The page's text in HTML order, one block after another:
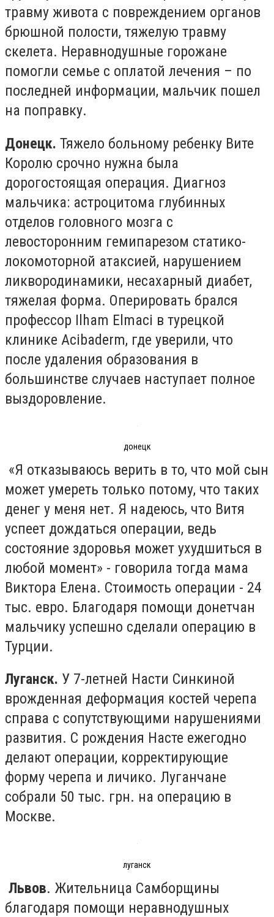
травму живота с повреждением органов
брюшной полости, тяжелую травму
скелета. Неравнодушные горожане
помогли семье с оплатой лечения – по
последней информации, мальчик пошел
на поправку.
Донецк. Тяжело больному ребенку Вите
Королю срочно нужна была
дорогостоящая операция. Диагноз
мальчика: астроцитома глубинных
отделов головного мозга с
левосторонним гемипарезом статико-
локомоторной атаксией, нарушением
ликвородинамики, несахарный диабет,
тяжелая форма. Оперировать брался
профессор Ilham Elmaci в турецкой
клинике Acibaderm, где уверили, что
после удаления образования в
большинстве случаев наступает полное
выздоровление.
донецк
«Я отказываюсь верить в то, что мой сын
может умереть только потому, что таких
денег у меня нет. Я надеюсь, что Витя
успеет дождаться операции, ведь
состояние здоровья может ухудшиться в
любой момент» - говорила тогда мама
Виктора Елена. Стоимость операции - 24
тыс. евро. Благодаря помощи донетчан
мальчику успешно сделали операцию в
Турции.
Луганск. У 7-летней Насти Синкиной
врожденная деформация костей черепа
справа с сопутствующими нарушениями
развития. С рождения Насте ежегодно
делают операции, корректирующие
форму черепа и личико. Луганчане
собрали 50 тыс. грн. на операцию в
Москве.
луганск
Львов. Жительница Самборщины
благодаря помощи неравнодушных